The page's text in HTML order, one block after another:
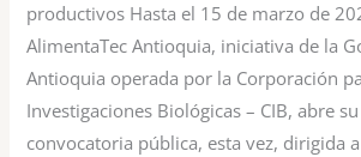
productivos Hasta el 15 de marzo de
AlimentaTec Antioquia, iniciativa de la
Antioquia operada por la Corporación
Investigaciones Biológicas – CIB, abre
convocatoria pública, esta vez, dirigida a